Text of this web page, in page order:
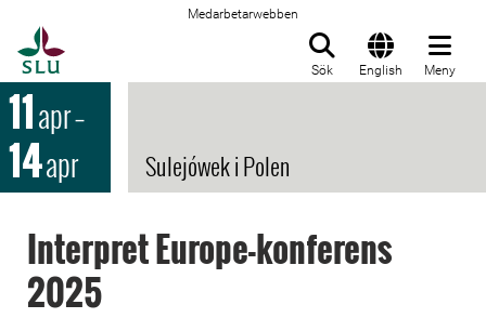
Medarbetarwebben
Sök English Meny
11apr–
14apr Sulejówek i Polen
Interpret Europe-konferens
2025